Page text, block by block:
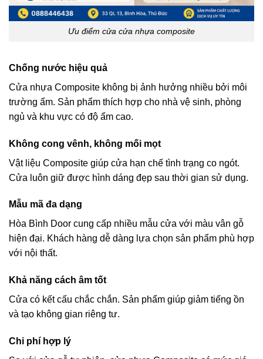
Ưu điểm cửa cửa nhựa composite
Chống nước hiệu quả
Cửa nhựa Composite không bị ảnh hưởng nhiều bởi môi
trường ẩm. Sản phẩm thích hợp cho nhà vệ sinh, phòng
ngủ và khu vực có độ ẩm cao.
Không cong vênh, không mối mọt
Vật liệu Composite giúp cửa hạn chế tình trạng co ngót.
Cửa luôn giữ được hình dáng đẹp sau thời gian sử dụng.
Mẫu mã đa dạng
Hòa Bình Door cung cấp nhiều mẫu cửa với màu vân gỗ
hiện đại. Khách hàng dễ dàng lựa chọn sản phẩm phù hợp
với nội thất.
Khả năng cách âm tốt
Cửa có kết cấu chắc chắn. Sản phẩm giúp giảm tiếng ồn
và tạo không gian riêng tư.
Chi phí hợp lý